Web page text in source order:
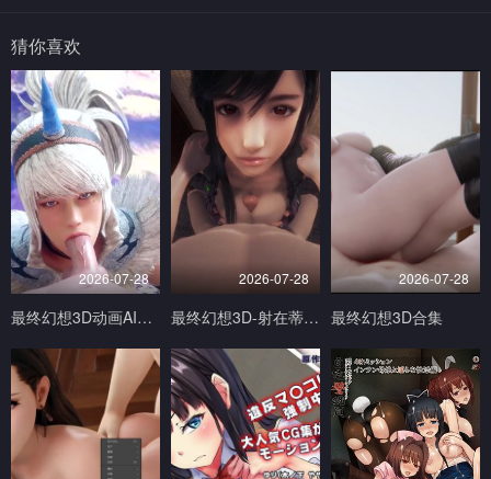
猜你喜欢
2026-07-28
最终幻想3D动画AI生成完美画质
2026-07-28
最终幻想3D-射在蒂法的奶子小穴和嘴上V
2026-07-28
最终幻想3D合集